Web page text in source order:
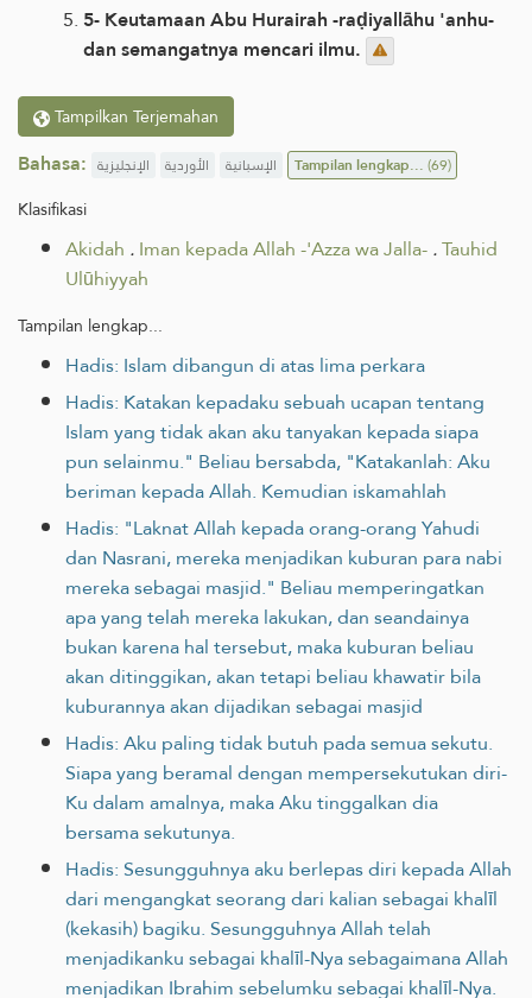
5- Keutamaan Abu Hurairah -raḍiyallāhu 'anhu-
dan semangatnya mencari ilmu.
Tampilkan Terjemahan
Bahasa: الإنجليزية الأوردية الإسبانية Tampilan lengkap...(69)
Klasifikasi
Akidah .Iman kepada Allah -'Azza wa Jalla-.Tauhid
Ulūhiyyah
Tampilan lengkap...
Hadis: Islam dibangun di atas lima perkara
Hadis: Katakan kepadaku sebuah ucapan tentang
Islam yang tidak akan aku tanyakan kepada siapa
pun selainmu." Beliau bersabda, "Katakanlah: Aku
beriman kepada Allah. Kemudian iskamahlah
Hadis: "Laknat Allah kepada orang-orang Yahudi
dan Nasrani, mereka menjadikan kuburan para nabi
mereka sebagai masjid." Beliau memperingatkan
apa yang telah mereka lakukan, dan seandainya
bukan karena hal tersebut, maka kuburan beliau
akan ditinggikan, akan tetapi beliau khawatir bila
kuburannya akan dijadikan sebagai masjid
Hadis: Aku paling tidak butuh pada semua sekutu.
Siapa yang beramal dengan mempersekutukan diri-
Ku dalam amalnya, maka Aku tinggalkan dia
bersama sekutunya.
Hadis: Sesungguhnya aku berlepas diri kepada Allah
dari mengangkat seorang dari kalian sebagai khalīl
(kekasih) bagiku. Sesungguhnya Allah telah
menjadikanku sebagai khalīl-Nya sebagaimana Allah
menjadikan Ibrahim sebelumku sebagai khalīl-Nya.